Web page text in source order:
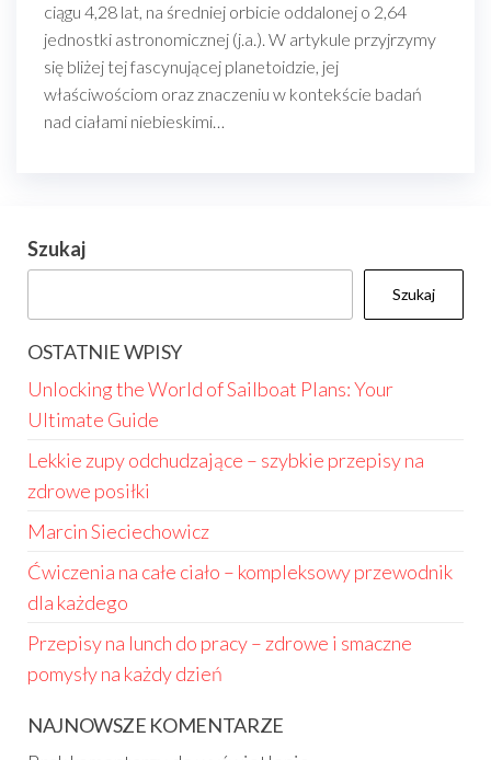
ciągu 4,28 lat, na średniej orbicie oddalonej o 2,64
jednostki astronomicznej (j.a.). W artykule przyjrzymy
się bliżej tej fascynującej planetoidzie, jej
właściwościom oraz znaczeniu w kontekście badań
nad ciałami niebieskimi…
Szukaj
Szukaj
OSTATNIE WPISY
Unlocking the World of Sailboat Plans: Your
Ultimate Guide
Lekkie zupy odchudzające – szybkie przepisy na
zdrowe posiłki
Marcin Sieciechowicz
Ćwiczenia na całe ciało – kompleksowy przewodnik
dla każdego
Przepisy na lunch do pracy – zdrowe i smaczne
pomysły na każdy dzień
NAJNOWSZE KOMENTARZE